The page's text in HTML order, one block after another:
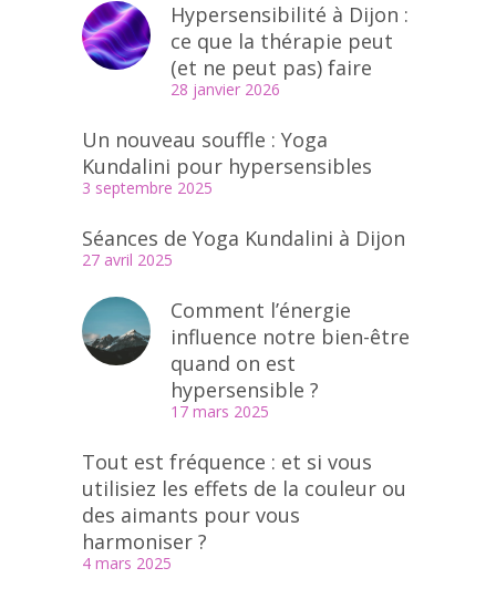
Hypersensibilité à Dijon :
ce que la thérapie peut
(et ne peut pas) faire
28 janvier 2026
Un nouveau souffle : Yoga
Kundalini pour hypersensibles
3 septembre 2025
Séances de Yoga Kundalini à Dijon
27 avril 2025
Comment l’énergie
influence notre bien-être
quand on est
hypersensible ?
17 mars 2025
Tout est fréquence : et si vous
utilisiez les effets de la couleur ou
des aimants pour vous
harmoniser ?
4 mars 2025